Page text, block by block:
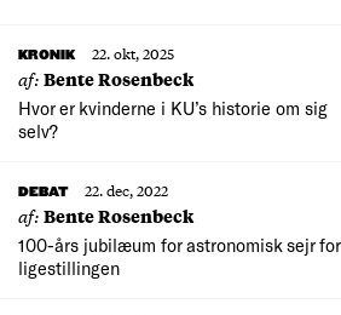
KRONIK 22. okt, 2025
af:Bente Rosenbeck
Hvor er kvinderne i KU’s historie om sig
selv?
DEBAT 22. dec, 2022
af:Bente Rosenbeck
100-års jubilæum for astronomisk sejr for
ligestillingen